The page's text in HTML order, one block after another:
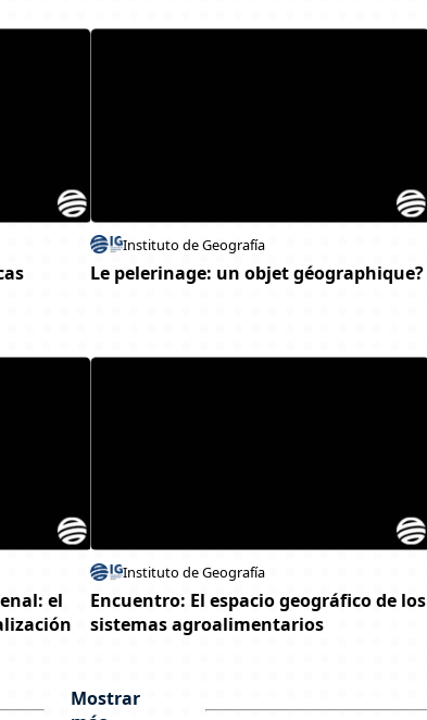
Instituto de Geografía
Le pelerinage: un objet géographique?
el
Instituto de Geografía
Encuentro: El espacio geográfico de los
sistemas agroalimentarios
Mostrar